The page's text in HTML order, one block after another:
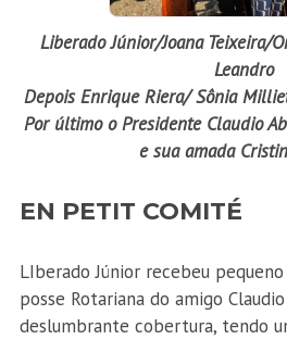
Liberado Júnior/Joana Teixeira/
Leandro
Depois Enrique Riera/ Sônia
Por último o Presidente Claudio
e sua amada
EN PETIT COMITÉ
LIberado Júnior recebeu
posse Rotariana do amigo
deslumbrante cobertura, tendo